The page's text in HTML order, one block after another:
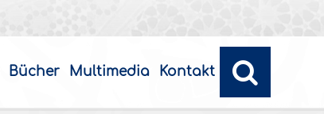
Bücher Multimedia Kontakt